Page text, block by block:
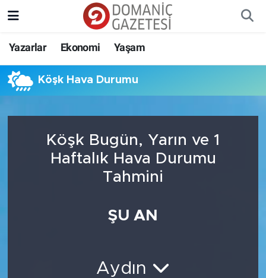
Yazarlar Ekonomi Yaşam
Köşk Hava Durumu
Köşk Bugün, Yarın ve 1
Haftalık Hava Durumu
Tahmini
ŞU AN
Aydın